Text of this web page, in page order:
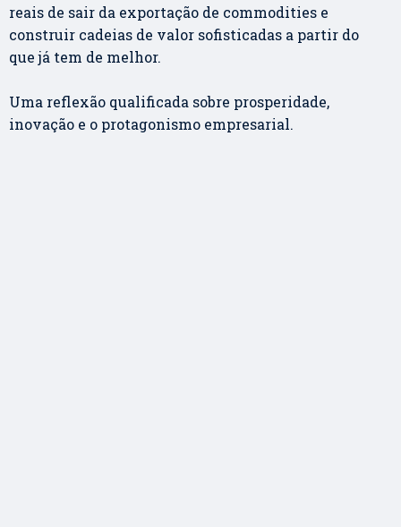
reais de sair da exportação de commodities e
construir cadeias de valor sofisticadas a partir do
que já tem de melhor.
Uma reflexão qualificada sobre prosperidade,
inovação e o protagonismo empresarial.